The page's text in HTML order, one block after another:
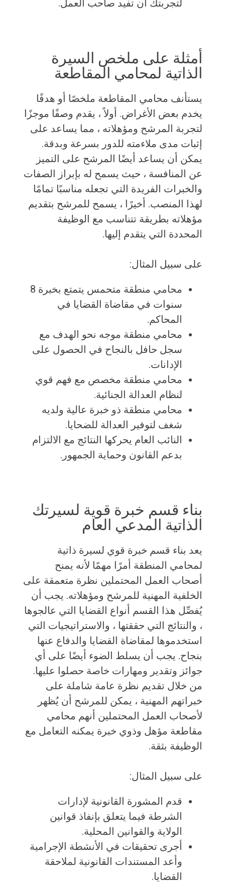
لتجربتك أن تفيد صاحب العمل.
أمثلة على ملخص السيرة
الذاتية لمحامي المقاطعة
يستأنف محامي المقاطعة ملخصًا أو هدفًا
يخدم بعض الأغراض. أولاً ، يقدم وصفًا موجزًا
​​لتجربة المرشح ومؤهلاته ، مما يساعد على
إثبات مدى ملاءمته للدور بسرعة وبدقة.
يمكن أن يساعد أيضًا المرشح على التميز
عن المنافسة ، حيث يسمح له بإبراز الصفات
والخبرات الفريدة التي تجعله مناسبًا تمامًا
لهذا المنصب. أخيرًا ، يسمح للمرشح بتقديم
مؤهلاته بطريقة تتناسب مع الوظيفة
المحددة التي يتقدم إليها.
على سبيل المثال:
محامي منطقة متحمس يتمتع بخبرة 8
سنوات في مقاضاة القضايا في
المحاكم.
محامي منطقة موجه نحو الهدف مع
سجل حافل بالنجاح في الحصول على
الإدانات.
محامي منطقة مخصص مع فهم قوي
لنظام العدالة الجنائية.
محامي منطقة ذو خبرة عالية ولديه
شغف لتوفير العدالة للضحايا.
النائب العام يحركها النتائج مع الالتزام
بدعم القانون وحماية الجمهور.
بناء قسم خبرة قوية لسيرتك
الذاتية المدعي العام
يعد بناء قسم خبرة قوي لسيرة ذاتية
لمحامي المنطقة أمرًا مهمًا لأنه يمنح
أصحاب العمل المحتملين نظرة متعمقة على
الخلفية المهنية للمرشح ومؤهلاته. يجب أن
يُفصِّل هذا القسم أنواع القضايا التي عالجوها
، والنتائج التي حققتها ، والاستراتيجيات التي
استخدموها لمقاضاة القضايا والدفاع عنها
بنجاح. يجب أن يسلط الضوء أيضًا على أي
جوائز وتقدير ومهارات خاصة حصلوا عليها.
من خلال تقديم نظرة عامة شاملة على
خبراتهم المهنية ، يمكن للمرشح أن يُظهر
لأصحاب العمل المحتملين أنهم محامي
مقاطعة مؤهل وذوي خبرة يمكنه التعامل مع
الوظيفة بثقة.
على سبيل المثال:
قدم المشورة القانونية لإدارات
الشرطة فيما يتعلق بإنفاذ قوانين
الولاية والقوانين المحلية.
أجرى تحقيقات في الأنشطة الإجرامية
وأعد المستندات القانونية لملاحقة
القضايا.